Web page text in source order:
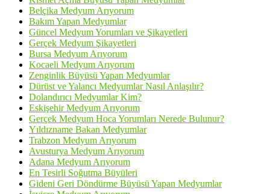
Belçika Medyum Arıyorum
Bakım Yapan Medyumlar
Güncel Medyum Yorumları ve Şikayetleri
Gerçek Medyum Şikayetleri
Bursa Medyum Arıyorum
Kocaeli Medyum Arıyorum
Zenginlik Büyüsü Yapan Medyumlar
Dürüst ve Yalancı Medyumlar Nasıl Anlaşılır?
Dolandırıcı Medyumlar Kim?
Eskişehir Medyum Arıyorum
Gerçek Medyum Hoca Yorumları Nerede Bulunur?
Yıldızname Bakan Medyumlar
Trabzon Medyum Arıyorum
Avusturya Medyum Arıyorum
Adana Medyum Arıyorum
En Tesirli Soğutma Büyüleri
Gideni Geri Döndürme Büyüsü Yapan Medyumlar